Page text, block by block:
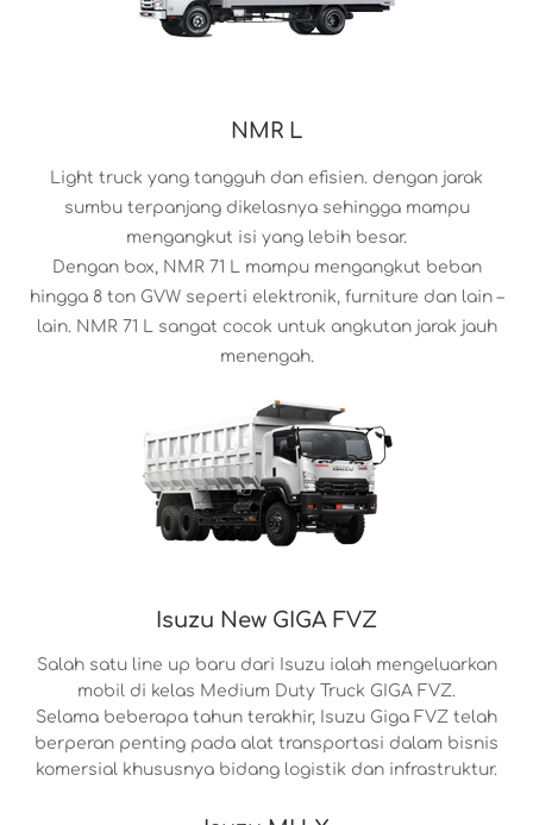
NMR L
Light truck yang tangguh dan efisien. dengan jarak
sumbu terpanjang dikelasnya sehingga mampu
mengangkut isi yang lebih besar.
Dengan box, NMR 71 L mampu mengangkut beban
hingga 8 ton GVW seperti elektronik, furniture dan lain –
lain. NMR 71 L sangat cocok untuk angkutan jarak jauh
menengah.
Isuzu New GIGA FVZ
Salah satu line up baru dari Isuzu ialah mengeluarkan
mobil di kelas Medium Duty Truck GIGA FVZ.
Selama beberapa tahun terakhir, Isuzu Giga FVZ telah
berperan penting pada alat transportasi dalam bisnis
komersial khususnya bidang logistik dan infrastruktur.